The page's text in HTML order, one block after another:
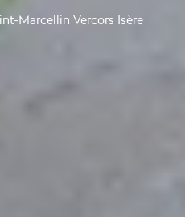
Marcellin Vercors Isère